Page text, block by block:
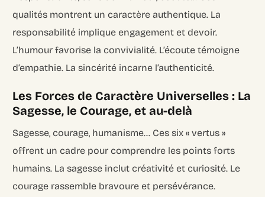
qualités montrent un caractère authentique. La
responsabilité implique engagement et devoir.
L’humour favorise la convivialité. L’écoute témoigne
d’empathie. La sincérité incarne l’authenticité.
Les Forces de Caractère Universelles : La
Sagesse, le Courage, et au-delà
Sagesse, courage, humanisme… Ces six « vertus »
offrent un cadre pour comprendre les points forts
humains. La sagesse inclut créativité et curiosité. Le
courage rassemble bravoure et persévérance.